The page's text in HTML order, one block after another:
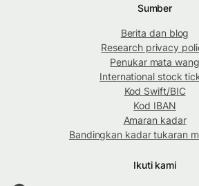
Sumber
Berita dan blog
Research privacy
Penukar mata wang
International stock
Kod Swift/BIC
Kod IBAN
Amaran kadar
Bandingkan kadar tukaran
Ikuti kami